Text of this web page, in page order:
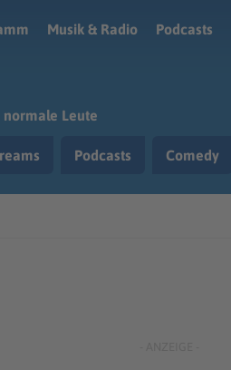
Musik & Radio Podcasts
normale Leute
Podcasts Comedy